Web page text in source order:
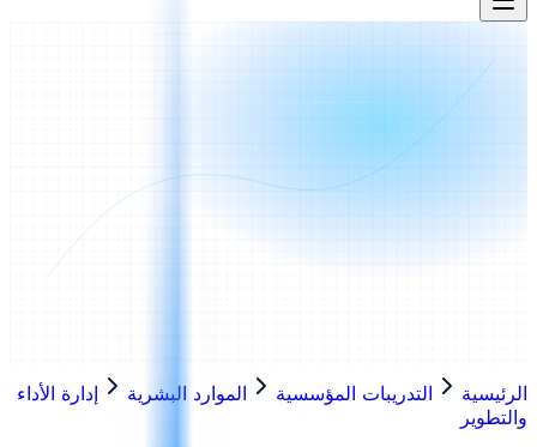
الرئيسية التدريبات المؤسسية الموارد البشرية
إدارة الأداء
والتطوير